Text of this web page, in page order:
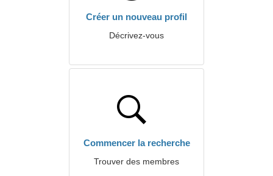
Créer un nouveau profil
Décrivez-vous
Commencer la recherche
Trouver des membres